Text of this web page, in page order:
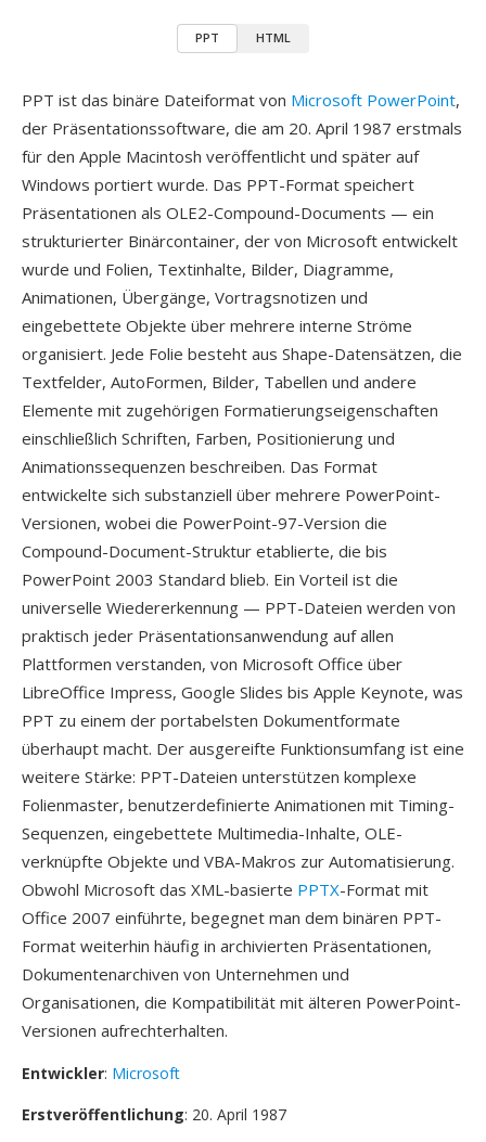
PPT HTML
PPT ist das binäre Dateiformat von Microsoft PowerPoint,
der Präsentationssoftware, die am 20. April 1987 erstmals
für den Apple Macintosh veröffentlicht und später auf
Windows portiert wurde. Das PPT-Format speichert
Präsentationen als OLE2-Compound-Documents — ein
strukturierter Binärcontainer, der von Microsoft entwickelt
wurde und Folien, Textinhalte, Bilder, Diagramme,
Animationen, Übergänge, Vortragsnotizen und
eingebettete Objekte über mehrere interne Ströme
organisiert. Jede Folie besteht aus Shape-Datensätzen, die
Textfelder, AutoFormen, Bilder, Tabellen und andere
Elemente mit zugehörigen Formatierungseigenschaften
einschließlich Schriften, Farben, Positionierung und
Animationssequenzen beschreiben. Das Format
entwickelte sich substanziell über mehrere PowerPoint-
Versionen, wobei die PowerPoint-97-Version die
Compound-Document-Struktur etablierte, die bis
PowerPoint 2003 Standard blieb. Ein Vorteil ist die
universelle Wiedererkennung — PPT-Dateien werden von
praktisch jeder Präsentationsanwendung auf allen
Plattformen verstanden, von Microsoft Office über
LibreOffice Impress, Google Slides bis Apple Keynote, was
PPT zu einem der portabelsten Dokumentformate
überhaupt macht. Der ausgereifte Funktionsumfang ist eine
weitere Stärke: PPT-Dateien unterstützen komplexe
Folienmaster, benutzerdefinierte Animationen mit Timing-
Sequenzen, eingebettete Multimedia-Inhalte, OLE-
verknüpfte Objekte und VBA-Makros zur Automatisierung.
Obwohl Microsoft das XML-basierte PPTX-Format mit
Office 2007 einführte, begegnet man dem binären PPT-
Format weiterhin häufig in archivierten Präsentationen,
Dokumentenarchiven von Unternehmen und
Organisationen, die Kompatibilität mit älteren PowerPoint-
Versionen aufrechterhalten.
Entwickler: Microsoft
Erstveröffentlichung: 20. April 1987